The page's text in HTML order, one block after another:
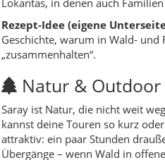
Kültür, Sanat ve Barış
Programm, typischerweise
Hıdırellez (Frühling): In
Treffen, Musik und
Geschichte &
Frühe Siedlungsspuren:
Verbindung mit Felsen/
Osmanische Zeit: Saray